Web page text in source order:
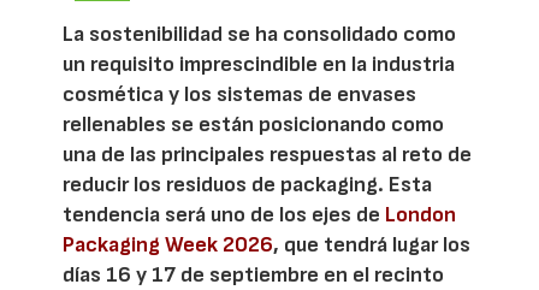
La sostenibilidad se ha consolidado como
un requisito imprescindible en la industria
cosmética y los sistemas de envases
rellenables se están posicionando como
una de las principales respuestas al reto de
reducir los residuos de packaging. Esta
tendencia será uno de los ejes de London
Packaging Week 2026, que tendrá lugar los
días 16 y 17 de septiembre en el recinto